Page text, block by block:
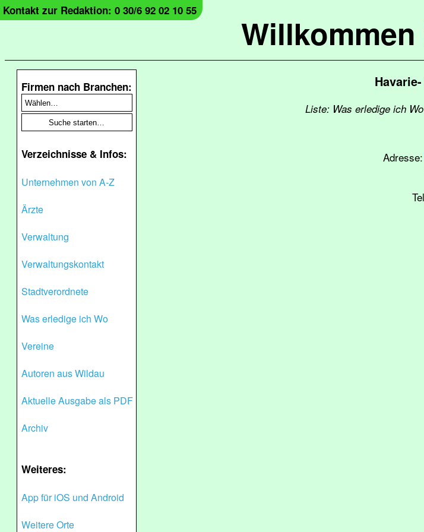
Kontakt zur Redaktion: 0 30/6 92 02 10 55
Firmen nach Branchen:
Verzeichnisse & Infos:
Unternehmen von A-Z
Ärzte
Verwaltung
Verwaltungskontakt
Stadtverordnete
Was erledige ich Wo
Vereine
Autoren aus Wildau
Aktuelle Ausgabe als PDF
Archiv
Weiteres:
App für iOS und Android
Weitere Orte
Liste: Was erledige ich
Adresse: